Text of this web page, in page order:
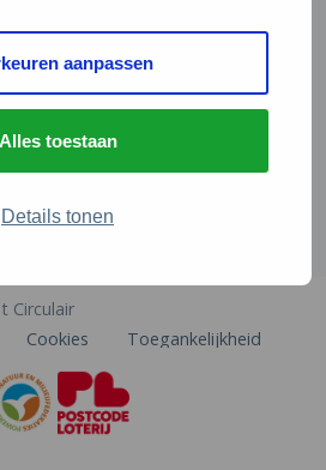
aanpassen
Alles toestaan
Details tonen
600
Circulair
Cookies Toegankelijkheid